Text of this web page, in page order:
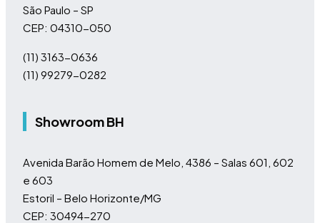
São Paulo – SP
CEP: 04310-050
(11) 3163-0636
(11) 99279-0282
Showroom BH
Avenida Barão Homem de Melo, 4386 – Salas 601, 602
e 603
Estoril – Belo Horizonte/MG
CEP: 30494-270